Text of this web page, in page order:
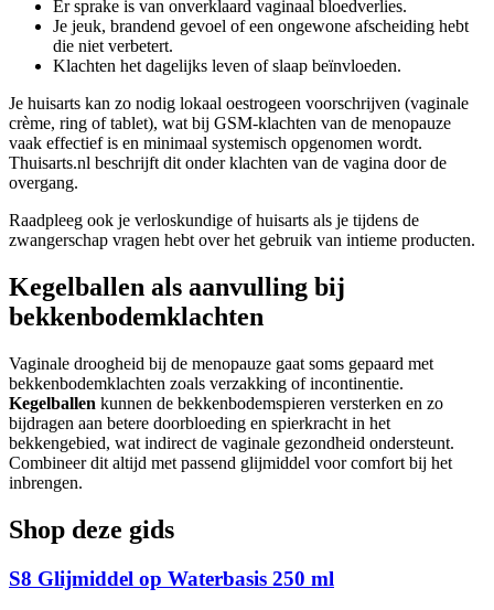
Er sprake is van onverklaard vaginaal bloedverlies.
Je jeuk, brandend gevoel of een ongewone afscheiding hebt
die niet verbetert.
Klachten het dagelijks leven of slaap beïnvloeden.
Je huisarts kan zo nodig lokaal oestrogeen voorschrijven (vaginale
crème, ring of tablet), wat bij GSM-klachten van de menopauze
vaak effectief is en minimaal systemisch opgenomen wordt.
Thuisarts.nl beschrijft dit onder klachten van de vagina door de
overgang.
Raadpleeg ook je verloskundige of huisarts als je tijdens de
zwangerschap vragen hebt over het gebruik van intieme producten.
Kegelballen als aanvulling bij
bekkenbodemklachten
Vaginale droogheid bij de menopauze gaat soms gepaard met
bekkenbodemklachten zoals verzakking of incontinentie.
Kegelballen kunnen de bekkenbodemspieren versterken en zo
bijdragen aan betere doorbloeding en spierkracht in het
bekkengebied, wat indirect de vaginale gezondheid ondersteunt.
Combineer dit altijd met passend glijmiddel voor comfort bij het
inbrengen.
Shop deze gids
S8 Glijmiddel op Waterbasis 250 ml